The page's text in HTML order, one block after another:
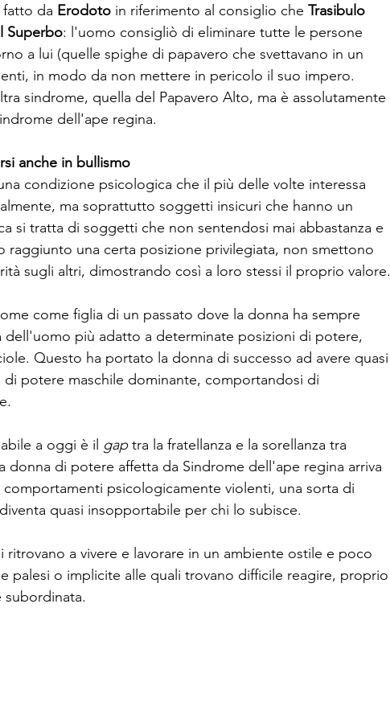
da Erodoto in riferimento al consiglio che Trasibulo
Superbo: l'uomo consigliò di eliminare tutte le persone
a lui (quelle spighe di papavero che svettavano in un
in modo da non mettere in pericolo il suo impero.
sindrome, quella del Papavero Alto, ma è assolutamente
dell'ape regina.
anche in bullismo
condizione psicologica che il più delle volte interessa
ma soprattutto soggetti insicuri che hanno un
si tratta di soggetti che non sentendosi mai abbastanza e
raggiunto una certa posizione privilegiata, non smettono
sugli altri, dimostrando così a loro stessi il proprio valore.
come figlia di un passato dove la donna ha sempre
dell'uomo più adatto a determinate posizioni di potere,
Questo ha portato la donna di successo ad avere quasi
di potere maschile dominante, comportandosi di
a oggi è il gap tra la fratellanza e la sorellanza tra
donna di potere affetta da Sindrome dell'ape regina arriva
psicologicamente violenti, una sorta di
quasi insopportabile per chi lo subisce.
ritrovano a vivere e lavorare in un ambiente ostile e poco
palesi o implicite alle quali trovano difficile reagire, proprio
subordinata.